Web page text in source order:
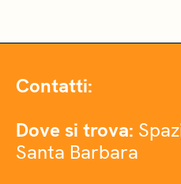
Contatti:
Dove si trova:
Santa Barbara